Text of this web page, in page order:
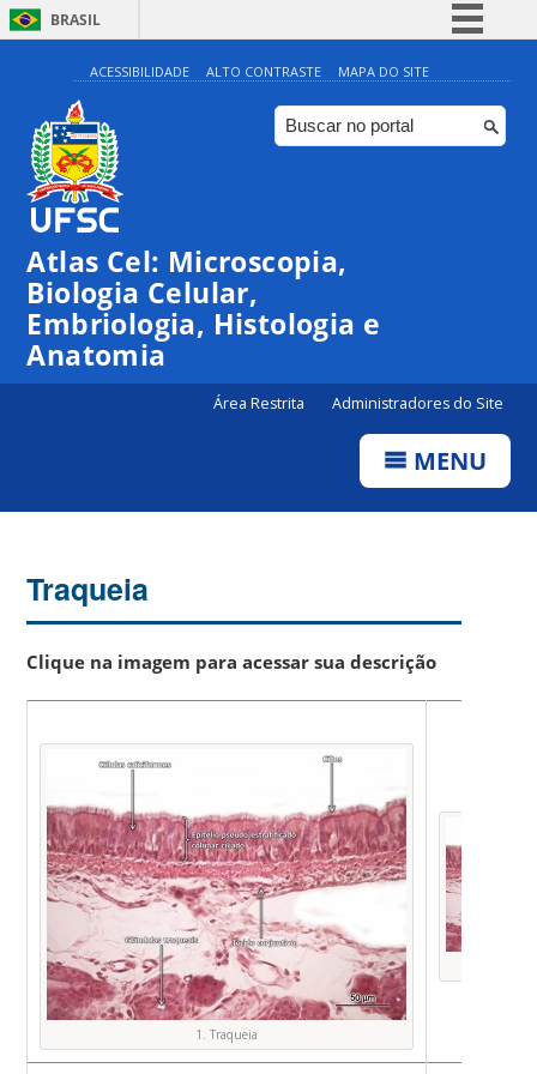
BRASIL
Simplifique!
Comunica BR
Participe
ACESSIBILIDADE ALTO CONTRASTE MAPA DO SITE
Atlas Cel: Microscopia,
Biologia Celular,
Embriologia, Histologia e
Anatomia
Área Restrita Administradores do Site
MENU
Traqueia
Clique na imagem para acessar sua descrição
1. Traqueia